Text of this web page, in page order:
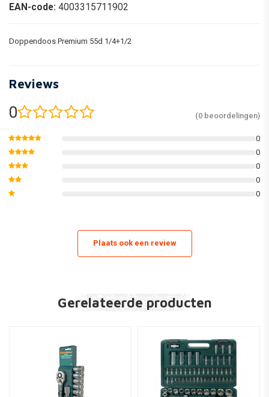
EAN-code: 4003315711902
Doppendoos Premium 55d 1/4+1/2
Reviews
0 (0 beoordelingen)
0
0
0
0
0
Plaats ook een review
Gerelateerde producten